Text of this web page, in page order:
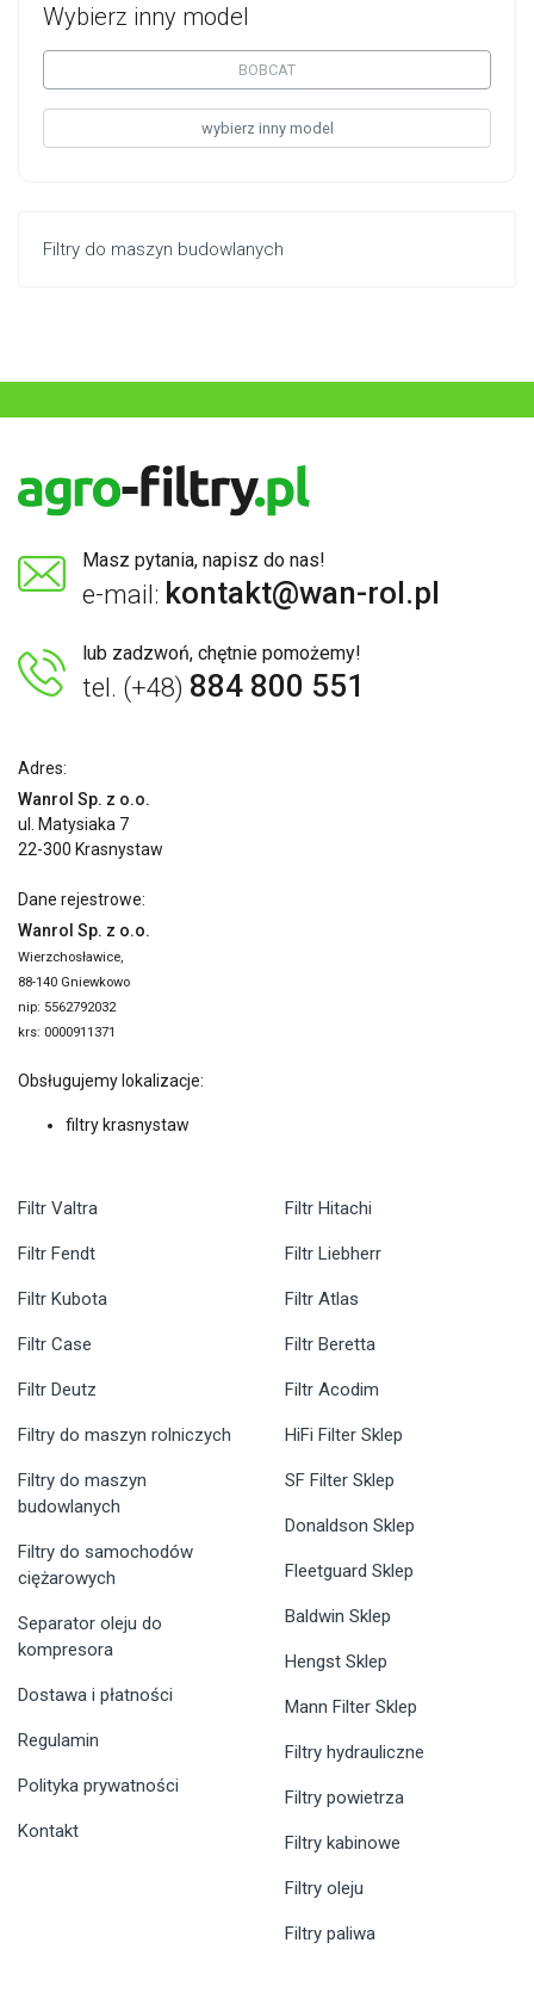
Wybierz inny model
BOBCAT
wybierz inny model
Filtry do maszyn budowlanych
Masz pytania, napisz do nas!
e-mail: kontakt@wan-rol.pl
lub zadzwoń, chętnie pomożemy!
tel. (+48) 884 800 551
Adres:
Wanrol Sp. z o.o.
ul. Matysiaka 7
22-300 Krasnystaw
Dane rejestrowe:
Wanrol Sp. z o.o.
Wierzchosławice,
88-140 Gniewkowo
nip: 5562792032
krs: 0000911371
Obsługujemy lokalizacje:
filtry krasnystaw
Filtr Valtra
Filtr Fendt
Filtr Kubota
Filtr Case
Filtr Deutz
Filtr Hitachi
Filtr Liebherr
Filtr Atlas
Filtr Beretta
Filtr Acodim
Filtry do maszyn rolniczych
Filtry do maszyn
budowlanych
Filtry do samochodów
ciężarowych
Separator oleju do
kompresora
Dostawa i płatności
Regulamin
Polityka prywatności
Kontakt
HiFi Filter Sklep
SF Filter Sklep
Donaldson Sklep
Fleetguard Sklep
Baldwin Sklep
Hengst Sklep
Mann Filter Sklep
Filtry hydrauliczne
Filtry powietrza
Filtry kabinowe
Filtry oleju
Filtry paliwa